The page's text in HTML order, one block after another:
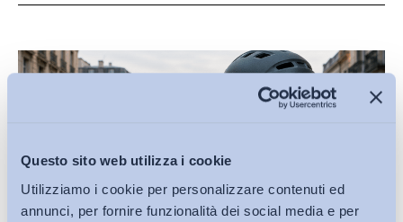
Questo sito web utilizza i cookie
Utilizziamo i cookie per personalizzare contenuti ed
annunci, per fornire funzionalità dei social media e per